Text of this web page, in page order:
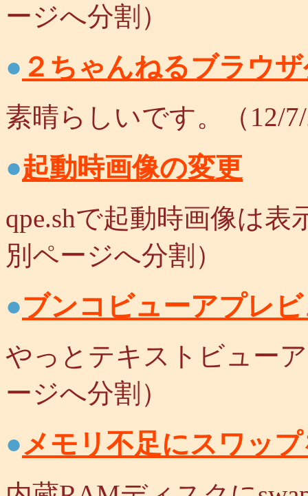
ージへ分割）
● ２ちゃんねるブラウ
素晴らしいです。（12/
●起動時画像の変更
qpe.shで起動時画像は表
別ページへ分割）
●ブンコビューアプレ
やっとテキストビュー
ージへ分割）
●メモリ不足にスワッ